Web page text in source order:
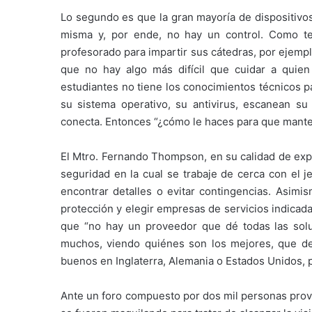
Lo segundo es que la gran mayoría de
misma y, por ende, no hay un control. Como
profesorado para impartir sus cátedras, por
que no hay algo más difícil que cuidar a
estudiantes no tiene los conocimientos técnicos
su sistema operativo, su antivirus, escanean
conecta. Entonces “¿cómo le haces para que
El Mtro. Fernando Thompson, en su calidad de
seguridad en la cual se trabaje de cerca con el
encontrar detalles o evitar contingencias.
protección y elegir empresas de servicios
que “no hay un proveedor que dé todas las
muchos, viendo quiénes son los mejores, que
buenos en Inglaterra, Alemania o Estados
Ante un foro compuesto por dos mil personas